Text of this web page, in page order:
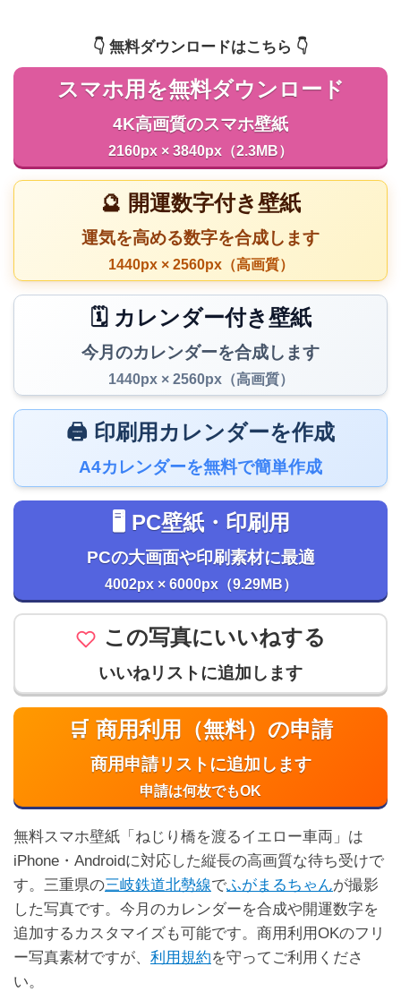
👇️ 無料ダウンロードはこちら 👇️
スマホ用を無料ダウンロード
4K高画質のスマホ壁紙
2160px × 3840px（2.3MB）
🔮 開運数字付き壁紙
運気を高める数字を合成します
1440px × 2560px（高画質）
🗓️ カレンダー付き壁紙
今月のカレンダーを合成します
1440px × 2560px（高画質）
🖨️ 印刷用カレンダーを作成
A4カレンダーを無料で簡単作成
🖥️ PC壁紙・印刷用
PCの大画面や印刷素材に最適
4002px × 6000px（9.29MB）
この写真にいいねする
いいねリストに追加します
🛒 商用利用（無料）の申請
商用申請リストに追加します
申請は何枚でもOK
無料スマホ壁紙「ねじり橋を渡るイエロー車両」は
iPhone・Androidに対応した縦長の高画質な待ち受けで
す。三重県の三岐鉄道北勢線でふがまるちゃんが撮影
した写真です。今月のカレンダーを合成や開運数字を
追加するカスタマイズも可能です。商用利用OKのフリ
ー写真素材ですが、 利用規約を守ってご利用くださ
い。